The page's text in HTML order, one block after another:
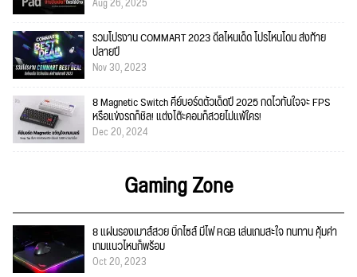
รวมโปรงาน COMMART 2023 ดีลไหนเด็ด โปรไหนโดน ส่งท้าย
ปลายปี
Nov 30, 2023
8 Magnetic Switch คีย์บอร์ดตัวเด็ดปี 2025 กดไวทันใจจะ FPS
หรือแข่งรถก็ชิล! แต่งโต๊ะคอมก็สวยไม่แพ้ใคร!
Dec 20, 2024
Gaming Zone
8 แผ่นรองเมาส์สวย บิ๊กไซส์ มีไฟ RGB เล่นเกมสะใจ ทนทาน คุ้มค่า
เกมแนวไหนก็พร้อม
Oct 20, 2023